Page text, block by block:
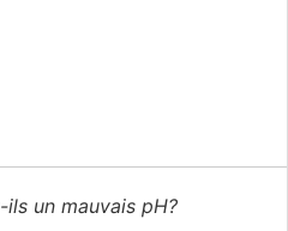
un mauvais pH?